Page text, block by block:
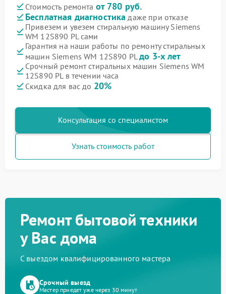
Стоимость ремонта от 780 руб.
Бесплатная диагностика даже при отказе
Привезем и увезем стиральную машину Siemens
WM 12S890 PL сами
Гарантия на наши работы по ремонту стиральных
машин Siemens WM 12S890 PLдо 3-х лет
Срочный ремонт стиральных машин Siemens WM
12S890 PL в течении часа
Скидка для вас до 20%
Консультация со специалистом
Узнать стоимость работ
Ремонт бытовой техники
у Вас дома
С выездом квалифицированного мастера
Срочный выезд
Мастер приедет уже через 30 минут